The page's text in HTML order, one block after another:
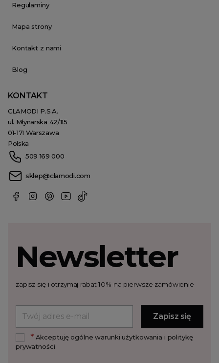
Regulaminy
Mapa strony
Kontakt z nami
Blog
KONTAKT
CLAMODI P.S.A.
ul. Młynarska 42/115
01-171 Warszawa
Polska
509 169 000
sklep@clamodi.com
Newsletter
zapisz się i otrzymaj rabat 10% na pierwsze zamówienie
*Akceptuję ogólne warunki użytkowania i politykę
prywatności